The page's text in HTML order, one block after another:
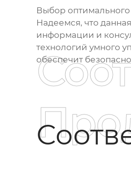
Выбор оптимального
Надеемся, что
информации и
технологий умного
обеспечит